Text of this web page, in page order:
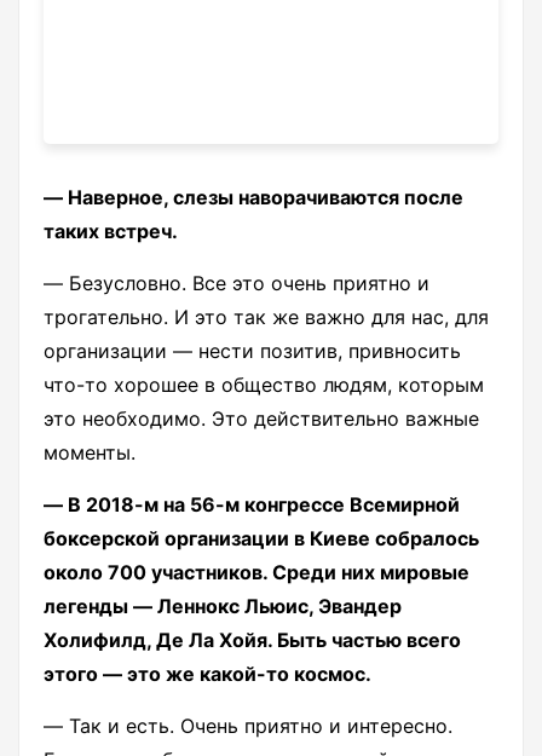
― Наверное, слезы наворачиваются после
таких встреч.
― Безусловно. Все это очень приятно и
трогательно. И это так же важно для нас, для
организации ― нести позитив, привносить
что-то хорошее в общество людям, которым
это необходимо. Это действительно важные
моменты.
― В 2018-м на 56-м конгрессе Всемирной
боксерской организации в Киеве собралось
около 700 участников. Среди них мировые
легенды ― Леннокс Льюис, Эвандер
Холифилд, Де Ла Хойя. Быть частью всего
этого — это же какой-то космос.
― Так и есть. Очень приятно и интересно.